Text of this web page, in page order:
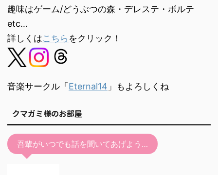
趣味はゲーム/どうぶつの森・デレステ・ボルテ
etc…
詳しくはこちら をクリック！
音楽サークル「Eternal14 」もよろしくね
クマガミ様のお部屋
吾輩がいつでも話を聞いてあげよう…